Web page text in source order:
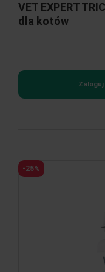
VET EXPERT
dla kotów
-25%